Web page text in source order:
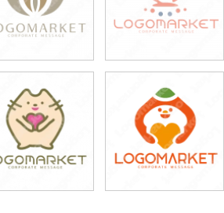
49,800円
(税込54,780円)
49,800円
(税込54,780円)